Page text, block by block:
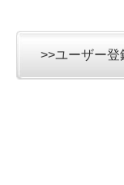
>>ユーザー